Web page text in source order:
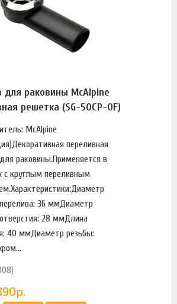
для раковины McAlpine
решетка (SG-50CP-OF)
McAlpine
переливная
раковины.Применяется в
с круглым переливным
36 ммДиаметр
28 ммДлина
40 ммДиаметр резьбы:
р.